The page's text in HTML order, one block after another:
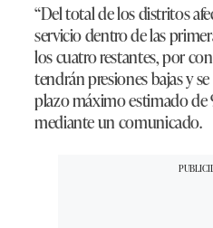
“Del total de los distritos
servicio dentro de las
los cuatro restantes, por
tendrán presiones bajas y
plazo máximo estimado de
mediante un comunicado.